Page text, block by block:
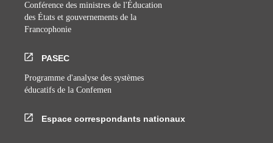
Conférence des ministres de l'Éducation
des États et gouvernements de la
Francophonie
PASEC
Programme d'analyse des systèmes
éducatifs de la Confemen
Espace correspondants nationaux